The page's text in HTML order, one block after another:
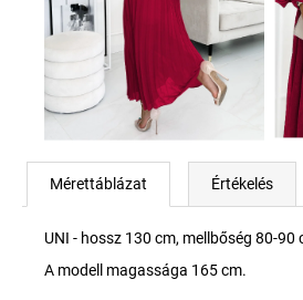
Mérettáblázat Értékelés
UNI - hossz 130 cm, mellbőség 80-90
A modell magassága 165 cm.